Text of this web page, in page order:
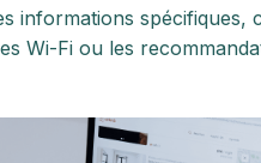
informations spécifiques,
Wi-Fi ou les